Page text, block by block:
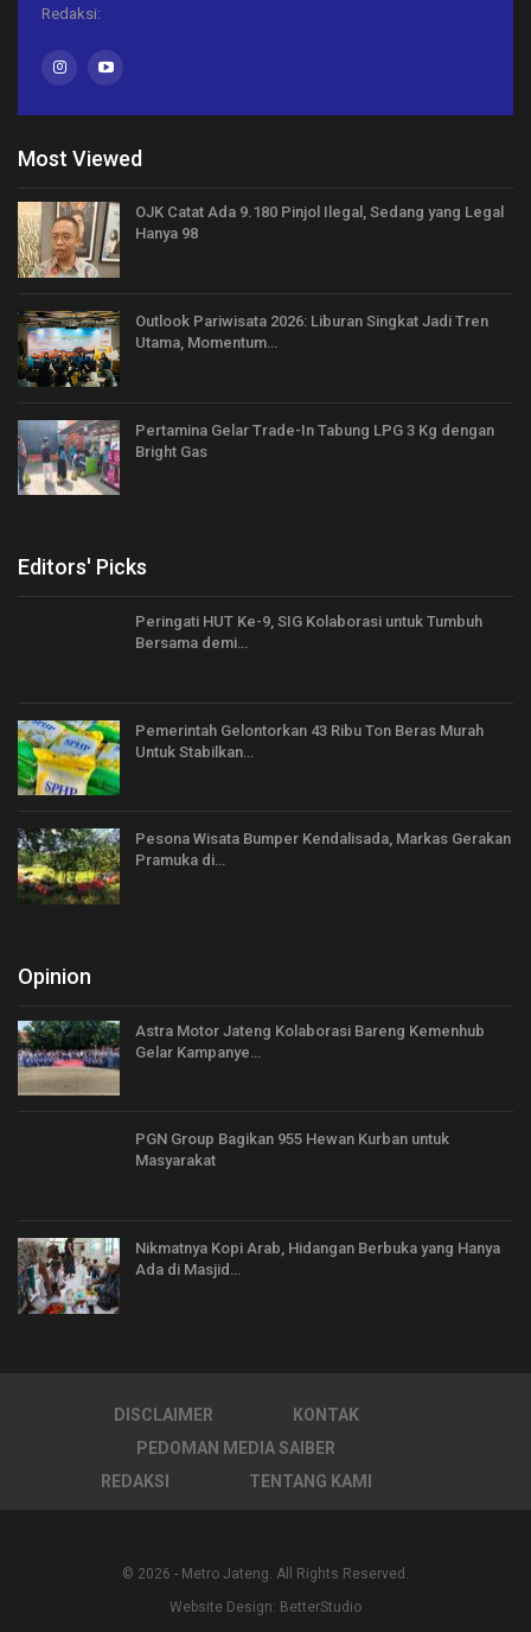
Redaksi:
Most Viewed
OJK Catat Ada 9.180 Pinjol Ilegal, Sedang yang Legal
Hanya 98
Outlook Pariwisata 2026: Liburan Singkat Jadi Tren
Utama, Momentum…
Pertamina Gelar Trade-In Tabung LPG 3 Kg dengan
Bright Gas
Editors' Picks
Peringati HUT Ke-9, SIG Kolaborasi untuk Tumbuh
Bersama demi…
Pemerintah Gelontorkan 43 Ribu Ton Beras Murah
Untuk Stabilkan…
Pesona Wisata Bumper Kendalisada, Markas Gerakan
Pramuka di…
Opinion
Astra Motor Jateng Kolaborasi Bareng Kemenhub
Gelar Kampanye…
PGN Group Bagikan 955 Hewan Kurban untuk
Masyarakat
Nikmatnya Kopi Arab, Hidangan Berbuka yang Hanya
Ada di Masjid…
DISCLAIMER
KONTAK
PEDOMAN MEDIA SAIBER
REDAKSI
TENTANG KAMI
© 2026 - Metro Jateng. All Rights Reserved.
Website Design: BetterStudio